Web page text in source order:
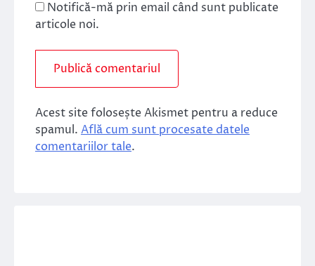
Notifică-mă prin email când sunt publicate
articole noi.
Acest site folosește Akismet pentru a reduce
spamul. Află cum sunt procesate datele
comentariilor tale.